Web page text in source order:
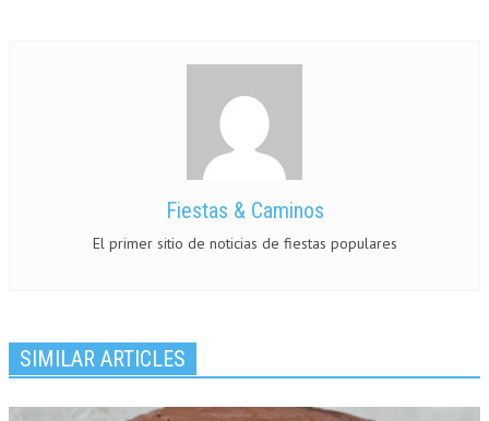
Fiestas & Caminos
El primer sitio de noticias de fiestas populares
SIMILAR ARTICLES